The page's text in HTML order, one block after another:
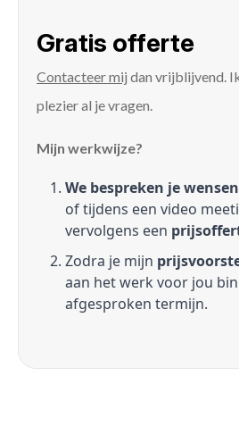
Gratis offerte
Contacteer mij dan vrijblijvend.
plezier al je vragen.
Mijn werkwijze?
We bespreken je wensen
of tijdens een video
vervolgens een
Zodra je mijn
aan het werk voor jou
afgesproken termijn.